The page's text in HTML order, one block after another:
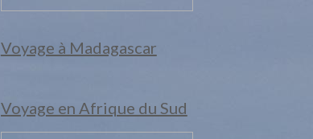
Voyage à Madagascar
Voyage en Afrique du Sud